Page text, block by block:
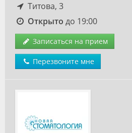
Титова, 3
Открыто до 19:00
Записаться на прием
Перезвоните мне